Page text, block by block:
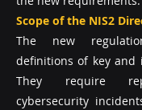
Scope of the NIS2
The new
definitions of key and
They require
cybersecurity